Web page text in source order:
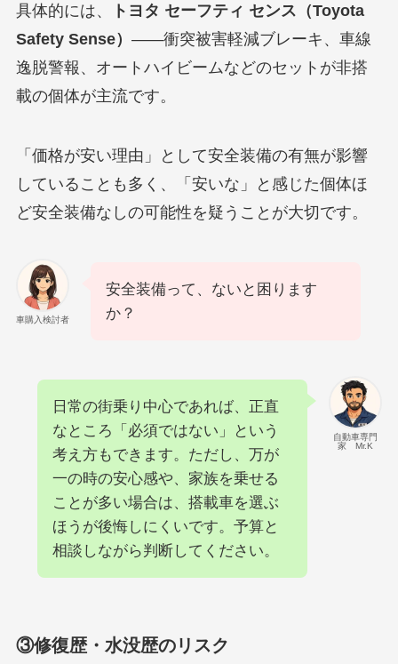
具体的には、
トヨタ セーフティ センス（Toyota
Safety Sense） ——衝突被害軽減ブレーキ、車線
逸脱警報、オートハイビームなどのセットが非搭
載の個体が主流です。
「価格が安い理由」として安全装備の有無が影響
していることも多く、「安いな」と感じた個体ほ
ど安全装備なしの可能性を疑うことが大切です。
車購入検討者
安全装備って、ないと困ります
か？
自動車専門
家 Mr.K
日常の街乗り中心であれば、正直
なところ「必須ではない」という
考え方もできます。ただし、万が
一の時の安心感や、家族を乗せる
ことが多い場合は、搭載車を選ぶ
ほうが後悔しにくいです。予算と
相談しながら判断してください。
③修復歴・水没歴のリスク